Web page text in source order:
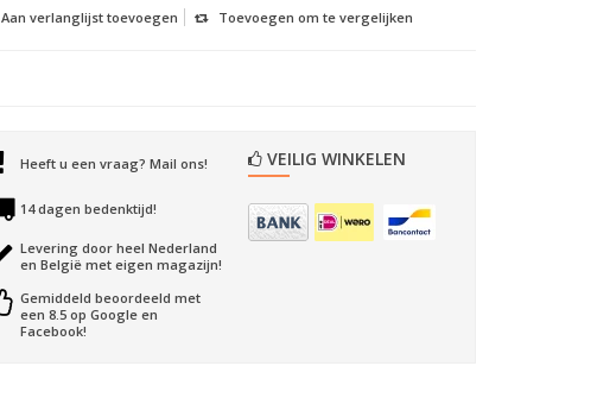
Aan verlanglijst toevoegen Toevoegen om te vergelijken
Heeft u een vraag? Mail ons!
14 dagen bedenktijd!
Levering door heel Nederland
en België met eigen magazijn!
Gemiddeld beoordeeld met
een 8.5 op Google en
Facebook!
VEILIG WINKELEN